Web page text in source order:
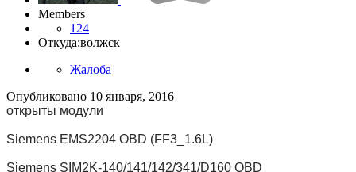
Members
124
Откуда:волжск
Жалоба
Опубликовано 10 января, 2016
открыты модули
Siemens EMS2204 OBD (FF3_1.6L)
Siemens SIM2K-140/141/142/341/D160 OBD